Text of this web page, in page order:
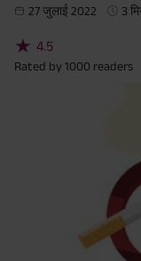
27 जुलाई 2022 3
★ 4.5
Rated by 1000 readers